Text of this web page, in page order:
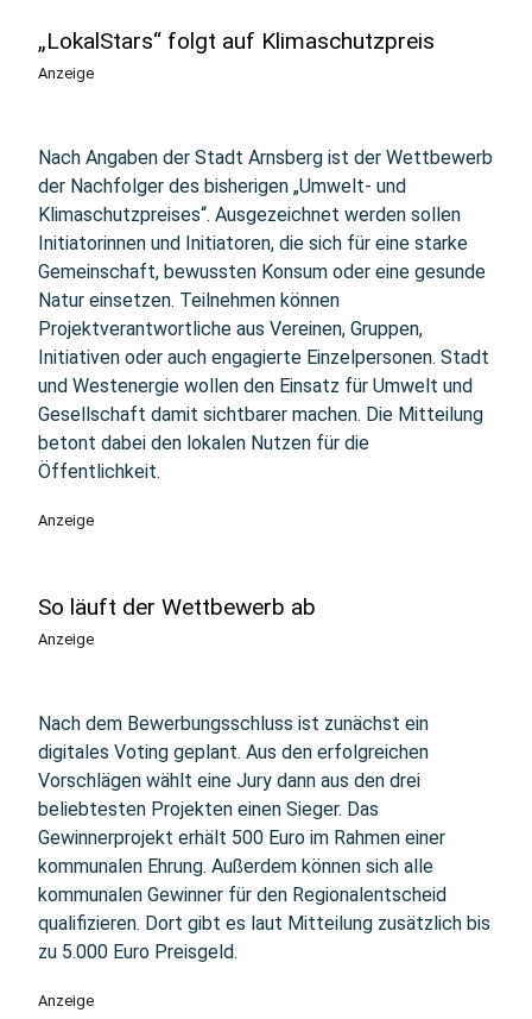
„LokalStars“ folgt auf Klimaschutzpreis
Anzeige
Nach Angaben der Stadt Arnsberg ist der Wettbewerb
der Nachfolger des bisherigen „Umwelt- und
Klimaschutzpreises“. Ausgezeichnet werden sollen
Initiatorinnen und Initiatoren, die sich für eine starke
Gemeinschaft, bewussten Konsum oder eine gesunde
Natur einsetzen. Teilnehmen können
Projektverantwortliche aus Vereinen, Gruppen,
Initiativen oder auch engagierte Einzelpersonen. Stadt
und Westenergie wollen den Einsatz für Umwelt und
Gesellschaft damit sichtbarer machen. Die Mitteilung
betont dabei den lokalen Nutzen für die
Öffentlichkeit.
Anzeige
So läuft der Wettbewerb ab
Anzeige
Nach dem Bewerbungsschluss ist zunächst ein
digitales Voting geplant. Aus den erfolgreichen
Vorschlägen wählt eine Jury dann aus den drei
beliebtesten Projekten einen Sieger. Das
Gewinnerprojekt erhält 500 Euro im Rahmen einer
kommunalen Ehrung. Außerdem können sich alle
kommunalen Gewinner für den Regionalentscheid
qualifizieren. Dort gibt es laut Mitteilung zusätzlich bis
zu 5.000 Euro Preisgeld.
Anzeige